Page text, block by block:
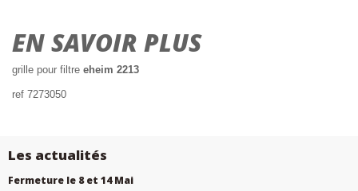
EN SAVOIR PLUS
grille pour filtre eheim 2213
ref 7273050
Les actualités
Fermeture le 8 et 14 Mai